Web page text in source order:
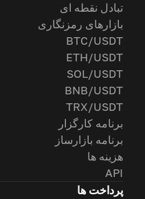
تبادل نقطه ای
بازارهای رمزنگاری
BTC/USDT
ETH/USDT
SOL/USDT
BNB/USDT
TRX/USDT
برنامه کارگزار
برنامه بازارساز
هزینه ها
API
پرداخت ها